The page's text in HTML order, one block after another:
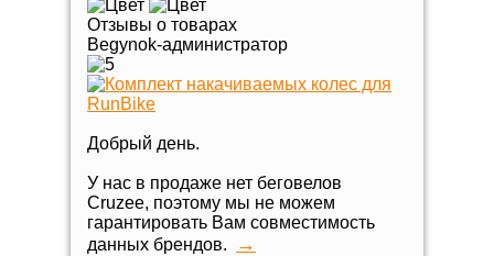
Отзывы о товарах
Begynok-администратор
Добрый день.
У нас в продаже нет беговелов
Cruzee, поэтому мы не можем
гарантировать Вам совместимость
данных брендов.
→